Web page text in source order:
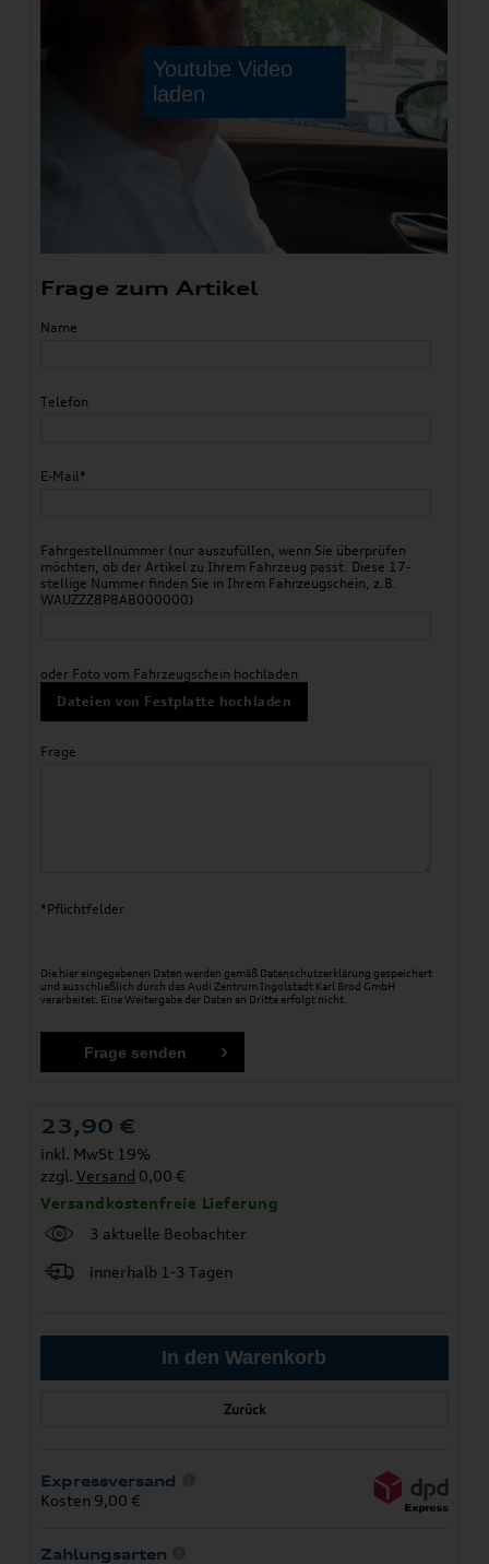
Frage zum Artikel
Name
Telefon
E-Mail*
Fahrgestellnummer (nur auszufüllen, wenn Sie überprüfen
möchten, ob der Artikel zu Ihrem Fahrzeug passt. Diese 17-
stellige Nummer finden Sie in Ihrem Fahrzeugschein, z.B.
WAUZZZ8P8AB000000)
oder Foto vom Fahrzeugschein hochladen
Dateien von Festplatte hochladen
Frage
*Pflichtfelder
Die hier eingegebenen Daten werden gemäß Datenschutzerklärung gespeichert
und ausschließlich durch das Audi Zentrum Ingolstadt Karl Brod GmbH
verarbeitet. Eine Weitergabe der Daten an Dritte erfolgt nicht.
23,90 €
inkl. MwSt 19%
zzgl.Versand 0,00 €
Versandkostenfreie Lieferung
3 aktuelle Beobachter
innerhalb 1-3 Tagen
Zurück
Expressversand
Kosten 9,00 €
Zahlungsarten